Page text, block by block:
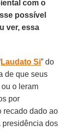
com o
possível
ver, essa
Laudato Si” do
de que seus
o leram
por
recado dado ao
presidência dos